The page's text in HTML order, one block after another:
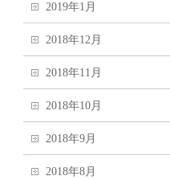
2019年1月
2018年12月
2018年11月
2018年10月
2018年9月
2018年8月